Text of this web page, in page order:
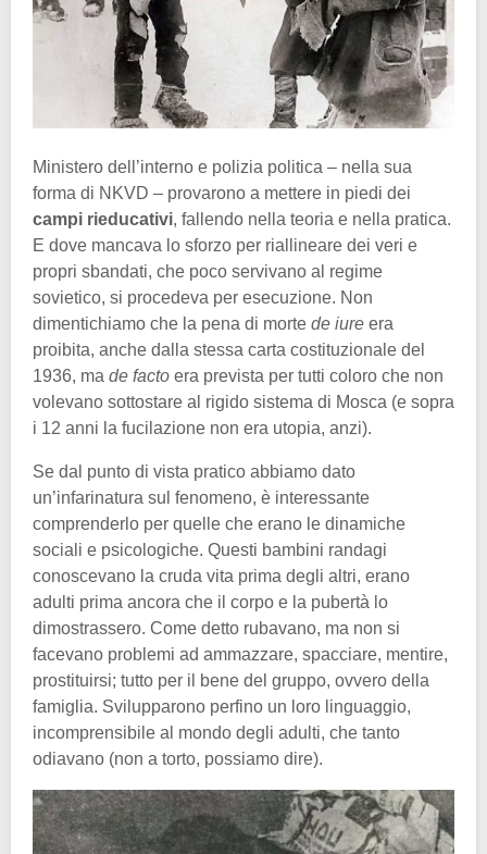
Ministero dell’interno e polizia politica – nella sua
forma di NKVD – provarono a mettere in piedi dei
campi rieducativi, fallendo nella teoria e nella pratica.
E dove mancava lo sforzo per riallineare dei veri e
propri sbandati, che poco servivano al regime
sovietico, si procedeva per esecuzione. Non
dimentichiamo che la pena di morte de iure era
proibita, anche dalla stessa carta costituzionale del
1936, ma de facto era prevista per tutti coloro che non
volevano sottostare al rigido sistema di Mosca (e sopra
i 12 anni la fucilazione non era utopia, anzi).
Se dal punto di vista pratico abbiamo dato
un’infarinatura sul fenomeno, è interessante
comprenderlo per quelle che erano le dinamiche
sociali e psicologiche. Questi bambini randagi
conoscevano la cruda vita prima degli altri, erano
adulti prima ancora che il corpo e la pubertà lo
dimostrassero. Come detto rubavano, ma non si
facevano problemi ad ammazzare, spacciare, mentire,
prostituirsi; tutto per il bene del gruppo, ovvero della
famiglia. Svilupparono perfino un loro linguaggio,
incomprensibile al mondo degli adulti, che tanto
odiavano (non a torto, possiamo dire).